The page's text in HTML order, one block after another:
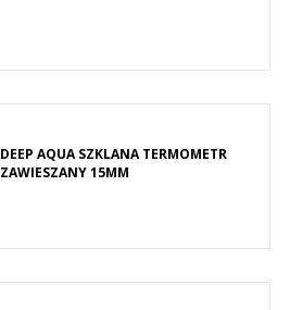
DEEP AQUA SZKLANA TERMOMETR
ZAWIESZANY 15MM